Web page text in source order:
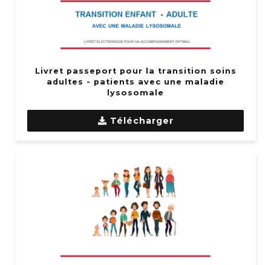
Livret passeport pour la transition soins
adultes - patients avec une maladie
lysosomale
Télécharger